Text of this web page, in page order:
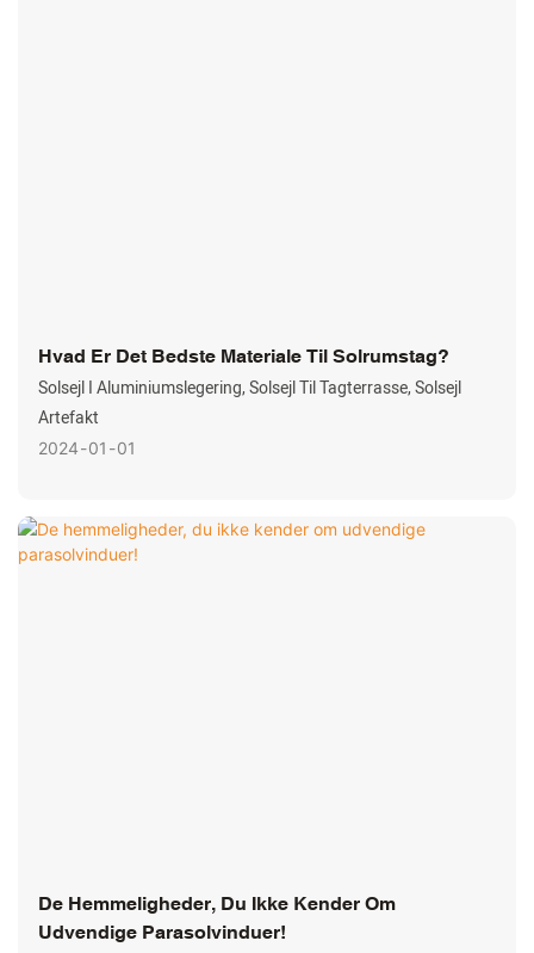
Hvad Er Det Bedste Materiale Til Solrumstag?
Solsejl I Aluminiumslegering, Solsejl Til Tagterrasse, Solsejl
Artefakt
2024 01 01
De Hemmeligheder, Du Ikke Kender Om
Udvendige Parasolvinduer!